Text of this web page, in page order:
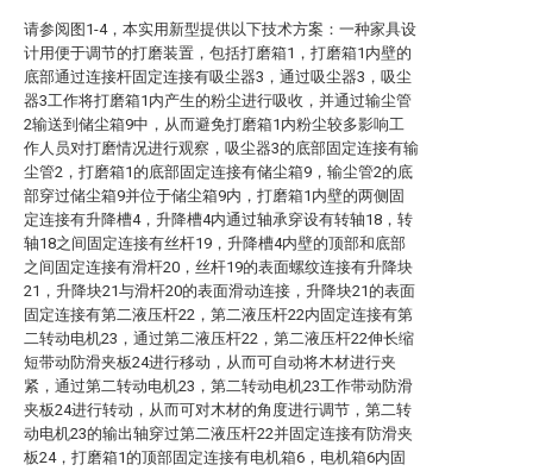
请参阅图1-4，本实用新型提供以下技术方案：一种家具设
计用便于调节的打磨装置，包括打磨箱1，打磨箱1内壁的
底部通过连接杆固定连接有吸尘器3，通过吸尘器3，吸尘
器3工作将打磨箱1内产生的粉尘进行吸收，并通过输尘管
2输送到储尘箱9中，从而避免打磨箱1内粉尘较多影响工
作人员对打磨情况进行观察，吸尘器3的底部固定连接有输
尘管2，打磨箱1的底部固定连接有储尘箱9，输尘管2的底
部穿过储尘箱9并位于储尘箱9内，打磨箱1内壁的两侧固
定连接有升降槽4，升降槽4内通过轴承穿设有转轴18，转
轴18之间固定连接有丝杆19，升降槽4内壁的顶部和底部
之间固定连接有滑杆20，丝杆19的表面螺纹连接有升降块
21，升降块21与滑杆20的表面滑动连接，升降块21的表面
固定连接有第二液压杆22，第二液压杆22内固定连接有第
二转动电机23，通过第二液压杆22，第二液压杆22伸长缩
短带动防滑夹板24进行移动，从而可自动将木材进行夹
紧，通过第二转动电机23，第二转动电机23工作带动防滑
夹板24进行转动，从而可对木材的角度进行调节，第二转
动电机23的输出轴穿过第二液压杆22并固定连接有防滑夹
板24，打磨箱1的顶部固定连接有电机箱6，电机箱6内固